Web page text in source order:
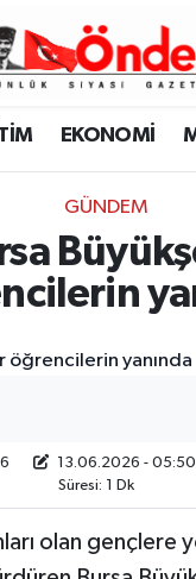
EKONOMİ
GÜNDEM
13.06.2026 - 05:50
Süresi: 1 Dk
olan gençlere
Nöbetçi Eczaneler
Namaz Vakitleri
Trafik Yoğunluk
Haberleri